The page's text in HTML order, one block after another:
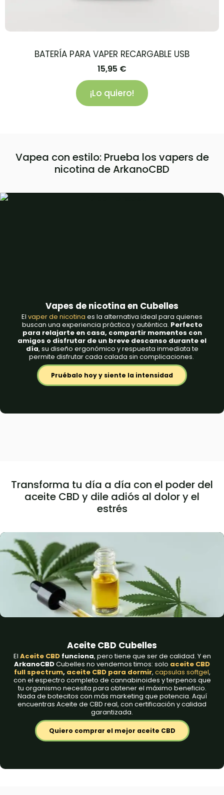
BATERÍA PARA VAPER RECARGABLE USB
15,95 €
¡Lo quiero!
Vapea con estilo: Prueba los vapers de
nicotina de ArkanoCBD
Vapes de nicotina en Cubelles
El vaper de nicotina es la alternativa ideal para quienes
buscan una experiencia práctica y auténtica. Perfecto
para relajarte en casa, compartir momentos con
amigos o disfrutar de un breve descanso durante el
día, su diseño ergonómico y respuesta inmediata te
permite disfrutar cada calada sin complicaciones.
Pruébalo hoy y siente la intensidad
Transforma tu día a día con el poder del
aceite CBD y dile adiós al dolor y el
estrés
Aceite CBD Cubelles
El Aceite CBDfunciona, pero tiene que ser de calidad. Y en
ArkanoCBDCubelles no vendemos timos: solo aceite CBD
full spectrum, aceite CBD para dormir, capsulas softgel,
con el espectro completo de cannabinoides y terpenos que
tu organismo necesita para obtener el máximo beneficio.
Nada de botecitos con más marketing que potencia. Aquí
encuentras Aceite de CBD real, con certificación y calidad
garantizada.
Quiero comprar el mejor aceite CBD